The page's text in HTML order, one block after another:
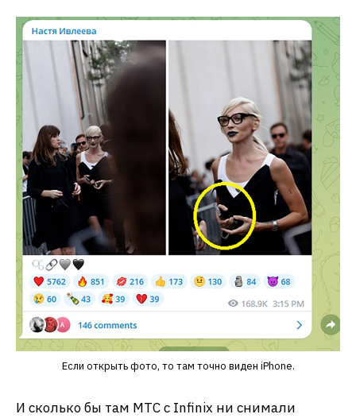
Если открыть фото, то там точно виден iPhone.
И сколько бы там МТС с Infinix ни снимали